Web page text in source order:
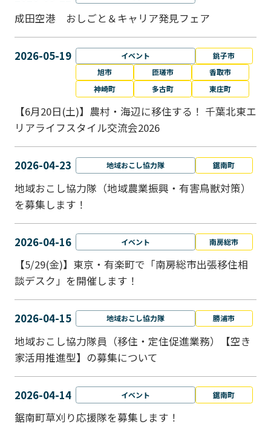
成田空港 おしごと＆キャリア発見フェア
2026-05-19 イベント
銚子市
旭市
匝瑳市
香取市
神崎町
多古町 東庄町
【6月20日(土)】農村・海辺に移住する！ 千葉北東エ
リアライフスタイル交流会2026
2026-04-23 地域おこし協力隊 鋸南町
地域おこし協力隊（地域農業振興・有害鳥獣対策）
を募集します！
2026-04-16 イベント 南房総市
【5/29(金)】東京・有楽町で「南房総市出張移住相
談デスク」を開催します！
2026-04-15 地域おこし協力隊 勝浦市
地域おこし協力隊員（移住・定住促進業務）【空き
家活用推進型】の募集について
2026-04-14 イベント 鋸南町
鋸南町草刈り応援隊を募集します！